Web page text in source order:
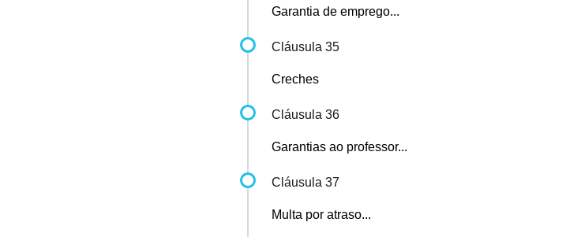
Garantia de emprego...
Cláusula 35
Creches
Cláusula 36
Garantias ao professor...
Cláusula 37
Multa por atraso...